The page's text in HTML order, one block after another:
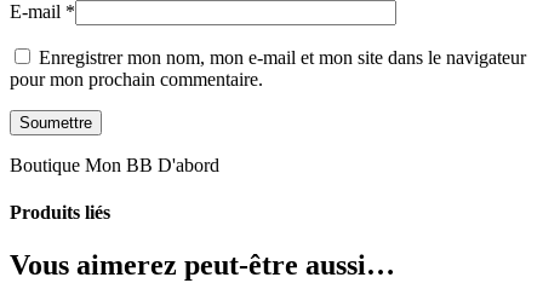
E-mail *
Enregistrer mon nom, mon e-mail et mon site dans le navigateur
pour mon prochain commentaire.
Boutique Mon BB D'abord
Produits liés
Vous aimerez peut-être aussi…